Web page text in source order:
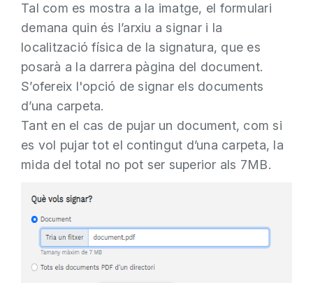
Tal com es mostra a la imatge, el formulari
demana quin és l’arxiu a signar i la
localització física de la signatura, que es
posarà a la darrera pàgina del document.
S’ofereix l'opció de signar els documents
d’una carpeta.
Tant en el cas de pujar un document, com si
es vol pujar tot el contingut d’una carpeta, la
mida del total no pot ser superior als 7MB.